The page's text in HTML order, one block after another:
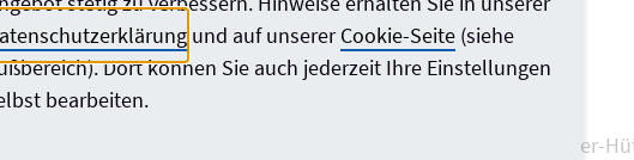
Betonfertigteile.
Bauherr*in
Brüchner-
und auf unsererCookie-Seite (siehe
Dort können Sie auch jederzeit Ihre Einstellungen
bearbeiten.